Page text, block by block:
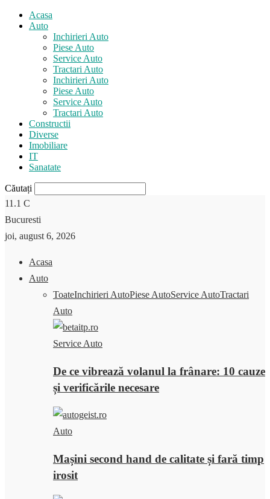
Acasa
Auto
Inchirieri Auto
Piese Auto
Service Auto
Tractari Auto
Inchirieri Auto
Piese Auto
Service Auto
Tractari Auto
Constructii
Diverse
Imobiliare
IT
Sanatate
Căutați
11.1 C
Bucuresti
joi, august 6, 2026
Acasa
Auto
ToateInchirieri AutoPiese AutoService AutoTractari
Auto
Service Auto
De ce vibrează volanul la frânare: 10 cauze
și verificările necesare
Auto
Mașini second hand de calitate și fară timp
irosit